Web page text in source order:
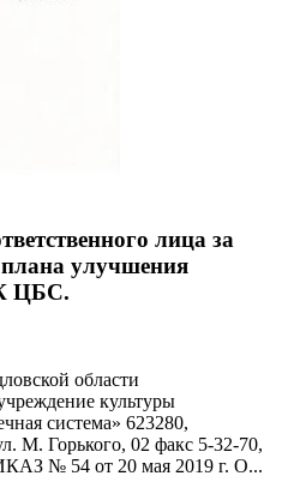
лица за
улучшения
ЦБС.
области
культуры
система» 623280,
М. Горького, 02 факс 5-32-70,
№ 54 от 20 мая 2019 г. О...